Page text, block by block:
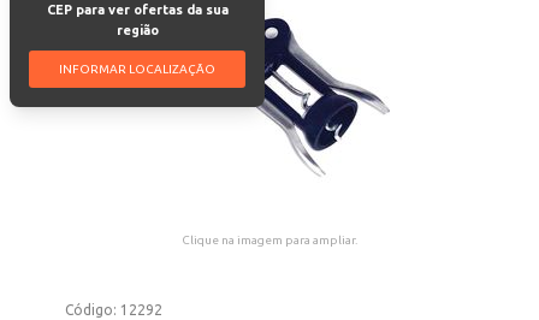
CEP para ver ofertas da sua
região
INFORMAR LOCALIZAÇÃO
Clique na imagem para ampliar.
Código: 12292